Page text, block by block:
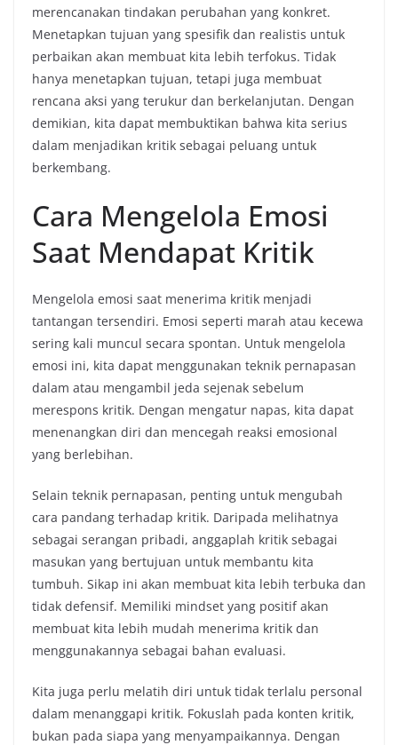
merencanakan tindakan perubahan yang konkret.
Menetapkan tujuan yang spesifik dan realistis untuk
perbaikan akan membuat kita lebih terfokus. Tidak
hanya menetapkan tujuan, tetapi juga membuat
rencana aksi yang terukur dan berkelanjutan. Dengan
demikian, kita dapat membuktikan bahwa kita serius
dalam menjadikan kritik sebagai peluang untuk
berkembang.
Cara Mengelola Emosi
Saat Mendapat Kritik
Mengelola emosi saat menerima kritik menjadi
tantangan tersendiri. Emosi seperti marah atau kecewa
sering kali muncul secara spontan. Untuk mengelola
emosi ini, kita dapat menggunakan teknik pernapasan
dalam atau mengambil jeda sejenak sebelum
merespons kritik. Dengan mengatur napas, kita dapat
menenangkan diri dan mencegah reaksi emosional
yang berlebihan.
Selain teknik pernapasan, penting untuk mengubah
cara pandang terhadap kritik. Daripada melihatnya
sebagai serangan pribadi, anggaplah kritik sebagai
masukan yang bertujuan untuk membantu kita
tumbuh. Sikap ini akan membuat kita lebih terbuka dan
tidak defensif. Memiliki mindset yang positif akan
membuat kita lebih mudah menerima kritik dan
menggunakannya sebagai bahan evaluasi.
Kita juga perlu melatih diri untuk tidak terlalu personal
dalam menanggapi kritik. Fokuslah pada konten kritik,
bukan pada siapa yang menyampaikannya. Dengan